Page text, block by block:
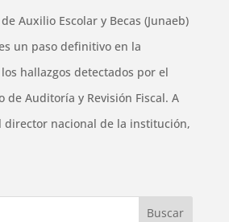
Auxilio Escolar y Becas (Junaeb)
un paso definitivo en la
hallazgos detectados por el
de Auditoría y Revisión Fiscal. A
director nacional de la institución,